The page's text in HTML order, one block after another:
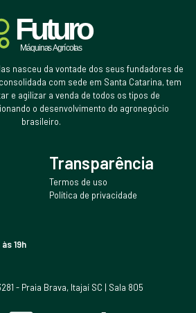
com sede em Santa Catarina, tem
e agilizar a venda de todos os tipos de
o desenvolvimento do agronegócio
brasileiro.
Transparência
Termos de uso
Política de privacidade
19h
- Praia Brava, Itajaí SC | Sala 805